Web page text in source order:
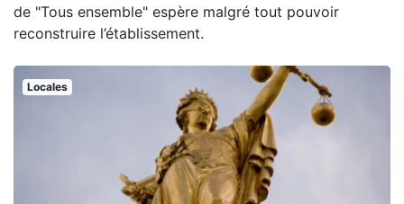
de "Tous ensemble" espère malgré tout pouvoir
reconstruire l’établissement.
Locales